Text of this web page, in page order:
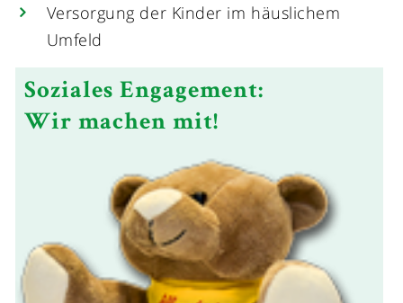
Versorgung der Kinder im häuslichem
Umfeld
Soziales Engagement:
Wir machen mit!